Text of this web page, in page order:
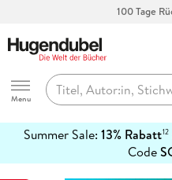
100 Tage
Hugendubel
Menu
Summer Sale: 13% Rabatt12
Code
erfahren